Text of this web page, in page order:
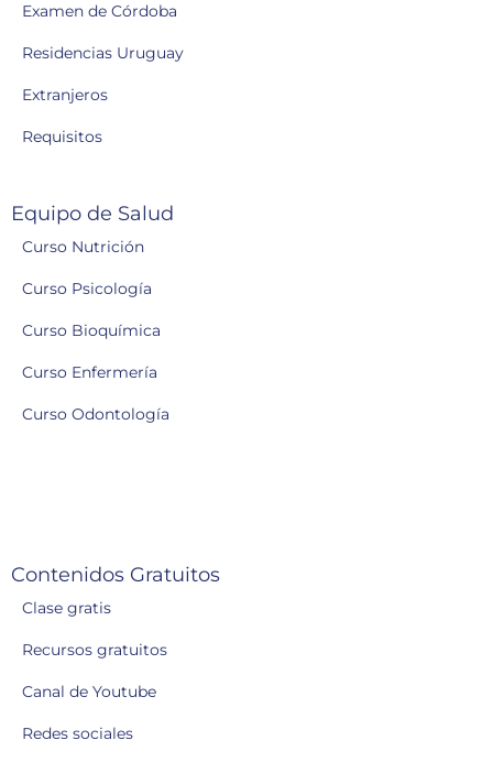
Examen de Córdoba
Residencias Uruguay
Extranjeros
Requisitos
Equipo de Salud
Curso Nutrición
Curso Psicología
Curso Bioquímica
Curso Enfermería
Curso Odontología
Contenidos Gratuitos
Clase gratis
Recursos gratuitos
Canal de Youtube
Redes sociales